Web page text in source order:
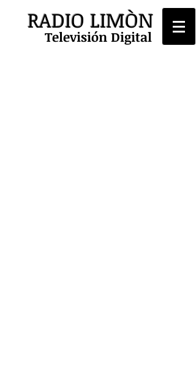
RADIO LIMÒN
Televisión Digital